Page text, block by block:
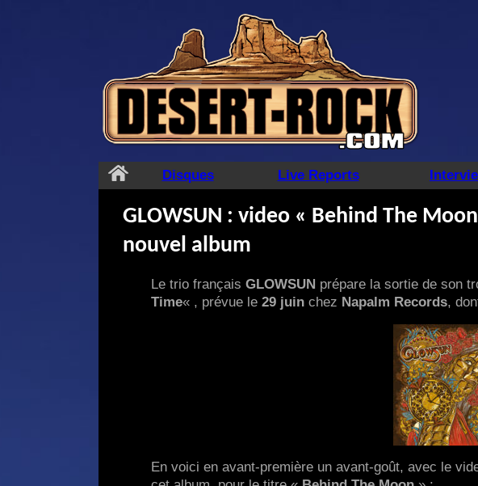
Disques Live Reports
GLOWSUN : video « Behind The
nouvel album
Le trio français GLOWSUN prépare la sortie de son
Time« , prévue le 29 juin chez Napalm Records,
En voici en avant-première un avant-goût, avec le